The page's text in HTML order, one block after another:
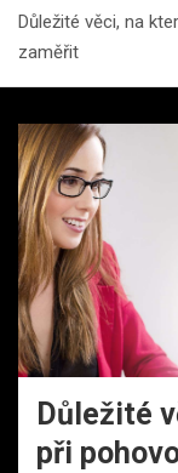
Důležité věci, na
zaměřit
Důležité
při